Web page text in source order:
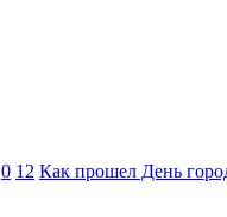
0 12 Как прошел День